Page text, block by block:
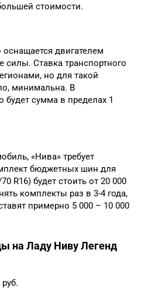
стоимости.
двигателем
Ставка транспортного
но для такой
минимальна. В
будет сумма в пределах 1
«Нива» требует
бюджетных шин для
R16) будет стоить от 20 000
комплекты раз в 3-4 года,
примерно 5 000 – 10 000
на Ладу Ниву Легенд